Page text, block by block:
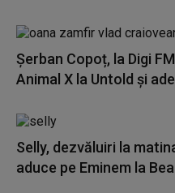
Șerban Copoț, la Digi
Animal X la Untold și
Selly, dezvăluiri la
aduce pe Eminem la